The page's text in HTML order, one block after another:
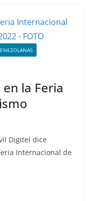
la Feria
Digitel dice
Internacional de